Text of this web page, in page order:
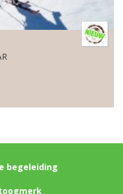
begeleiding